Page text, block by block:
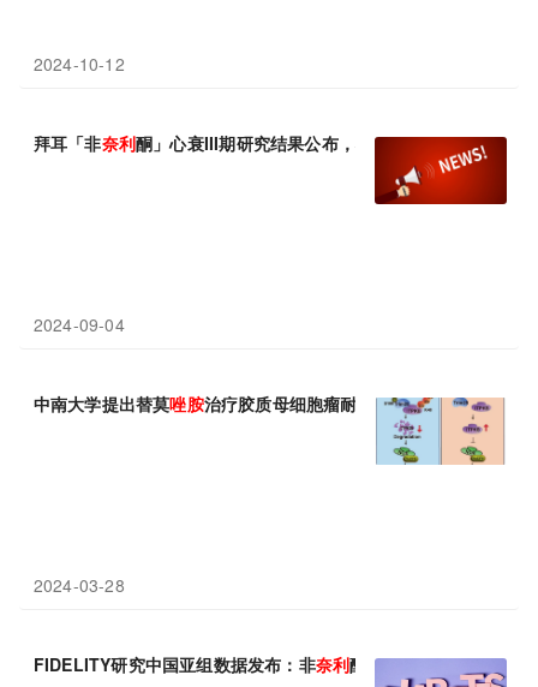
2024-10-12
拜耳「非奈利酮」心衰III期研究结果公布，将递交新适应症上市申
2024-09-04
中南大学提出替莫唑胺治疗胶质母细胞瘤耐药的新靶点
2024-03-28
FIDELITY研究中国亚组数据发布：非奈利酮显著降低肾脏复合结